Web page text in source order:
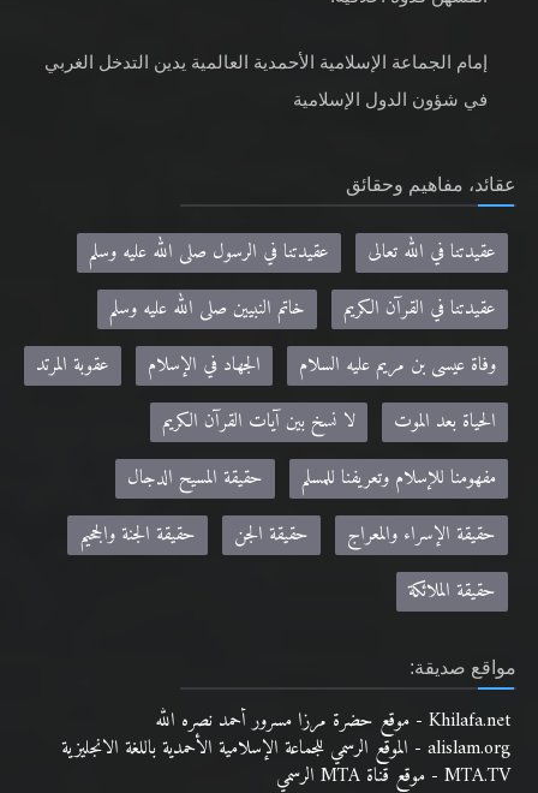
إمام الجماعة الإسلامية الأحمدية العالمية يدين التدخل الغربي
في شؤون الدول الإسلامية
عقائد، مفاهيم وحقائق
عقيدتنا في الله تعالى
عقيدتنا في الرسول صلى الله عليه وسلم
عقيدتنا في القرآن الكريم
خاتم النبيين صلى الله عليه وسلم
وفاة عيسى بن مريم عليه السلام
الجهاد في الإسلام
عقوبة المرتد
الحياة بعد الموت
لا نسخ بين آيات القرآن الكريم
مفهومنا للإسلام وتعريفنا للمسلم
حقيقة المسيح الدجال
حقيقة الإسراء والمعراج
حقيقة الجن
حقيقة الجنة والجحيم
حقيقة الملائكة
مواقع صديقة:
Khilafa.net - موقع حضرة مرزا مسرور أحمد نصره الله
alislam.org - الموقع الرسمي للجماعة الإسلامية الأحمدية باللغة الانجليزية
MTA.TV - موقع قناة MTA الرسمي